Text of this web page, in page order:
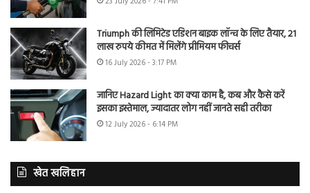
Triumph की लिमिटेड एडिशन बाइक लॉन्च के लिए तैयार, 21
लाख रुपये कीमत में मिलेंगे प्रीमियम फीचर्स
16 July 2026 - 3:17 PM
जानिए Hazard Light का क्या काम है, कब और कैसे करें
इसका इस्तेमाल, ज्यादातर लोग नहीं जानते सही तरीका
12 July 2026 - 6:14 PM
खेत खलिहान